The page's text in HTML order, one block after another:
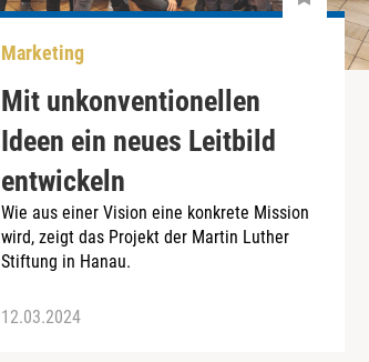
Marketing
Mit unkonventionellen
Ideen ein neues Leitbild
entwickeln
Wie aus einer Vision eine konkrete Mission
wird, zeigt das Projekt der Martin Luther
Stiftung in Hanau.
12.03.2024